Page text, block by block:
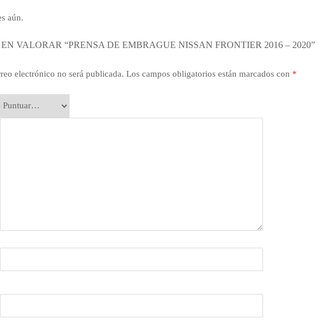
aún.
VALORAR “PRENSA DE EMBRAGUE NISSAN FRONTIER 2016 – 2020”
electrónico no será publicada. Los campos obligatorios están marcados con *